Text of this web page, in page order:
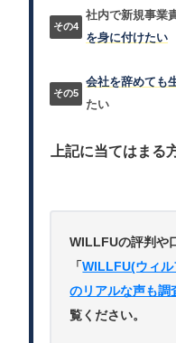
社内で新規事業
を身に付けたい
会社を辞めても
たい
上記に当てはまる
WILLFUの評判や
「WILLFU(ウィル
のリアルな声も調
覧ください。